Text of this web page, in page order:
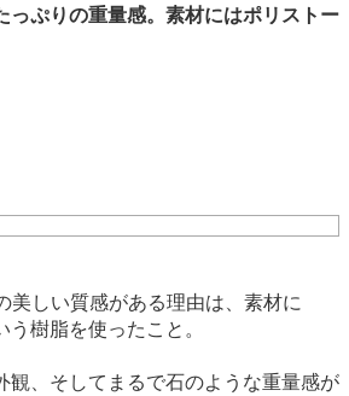
っぷりの重量感。素材にはポリストー
美しい質感がある理由は、素材に
う樹脂を使ったこと。
観、そしてまるで石のような重量感が